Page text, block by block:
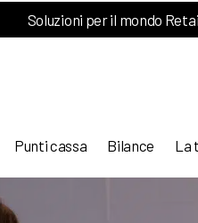
Soluzioni per il mondo
Punti cassa Bilance La